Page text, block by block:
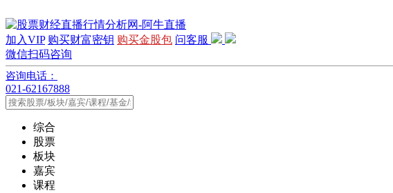
加入VIP 购买财富密钥 购买金股包 问客服
微信扫码咨询
咨询电话：
021-62167888
综合
股票
板块
嘉宾
课程